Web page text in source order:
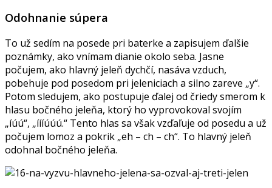
Odohnanie súpera
To už sedím na posede pri baterke a zapisujem ďalšie
poznámky, ako vnímam dianie okolo seba. Jasne
počujem, ako hlavný jeleň dychčí, nasáva vzduch,
pobehuje pod posedom pri jeleniciach a silno zareve „y“.
Potom sledujem, ako postupuje ďalej od čriedy smerom k
hlasu bočného jeleňa, ktorý ho vyprovokoval svojím
„íúú“, „íííúúú.“ Tento hlas sa však vzďaľuje od posedu a už
počujem lomoz a pokrik „eh – ch – ch“. To hlavný jeleň
odohnal bočného jeleňa.